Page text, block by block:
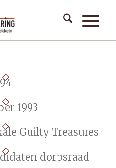
1993
Guilty Treasures
dorpsraad